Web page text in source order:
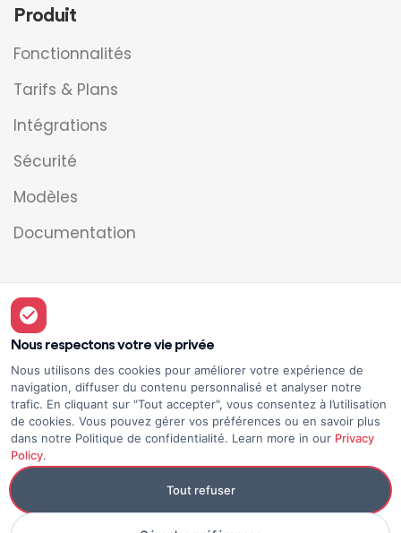
Produit
Fonctionnalités
Tarifs & Plans
Intégrations
Sécurité
Modèles
Documentation
Légal
Mentions légales
Conditions d'utilisation
Politique de confidentialité
Nous respectons votre vie privée
Nous utilisons des cookies pour améliorer votre expérience de
navigation, diffuser du contenu personnalisé et analyser notre
trafic. En cliquant sur "Tout accepter", vous consentez à l’utilisation
de cookies. Vous pouvez gérer vos préférences ou en savoir plus
dans notre Politique de confidentialité. Learn more in our Privacy
Policy.
Tout refuser